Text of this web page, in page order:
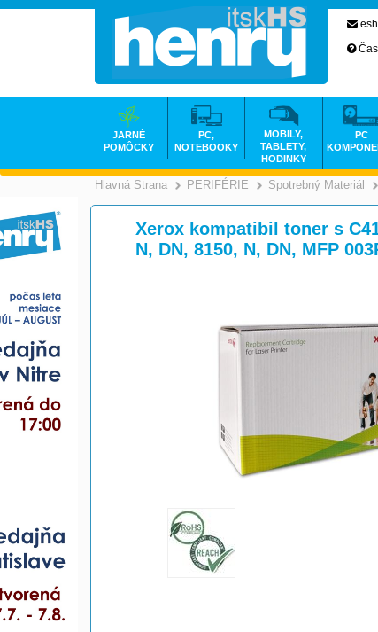
Hlavná Strana >
PERIFÉRIE >
Spotrebný Materiál
Xerox kompatibil toner s
N, DN, 8150, N, DN, MFP
JARNÉ
POMÔCKY
PC,
NOTEBOOKY
MOBILY,
TABLETY,
HODINKY
PC